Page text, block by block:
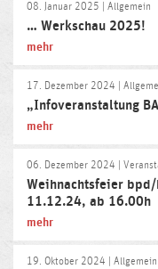
08. Januar 2025 | Allgemein
… Werkschau 2025!
mehr
17. Dezember 2024 |
„Infoveranstaltung
mehr
06. Dezember 2024 |
Weihnachtsfeier
11.12.24, ab 16.00h
mehr
19. Oktober 2024 | Allgemein